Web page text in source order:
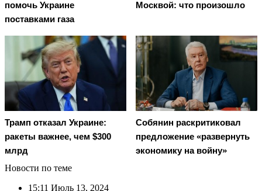
помочь Украине
поставками газа
Москвой: что произошло
Трамп отказал Украине:
ракеты важнее, чем $300
млрд
Собянин раскритиковал
предложение «развернуть
экономику на войну»
Новости по теме
15:11 Июль 13, 2024